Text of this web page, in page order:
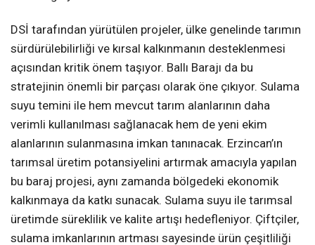
DSİ tarafından yürütülen projeler, ülke genelinde tarımın
sürdürülebilirliği ve kırsal kalkınmanın desteklenmesi
açısından kritik önem taşıyor. Ballı Barajı da bu
stratejinin önemli bir parçası olarak öne çıkıyor. Sulama
suyu temini ile hem mevcut tarım alanlarının daha
verimli kullanılması sağlanacak hem de yeni ekim
alanlarının sulanmasına imkan tanınacak. Erzincan’ın
tarımsal üretim potansiyelini artırmak amacıyla yapılan
bu baraj projesi, aynı zamanda bölgedeki ekonomik
kalkınmaya da katkı sunacak. Sulama suyu ile tarımsal
üretimde süreklilik ve kalite artışı hedefleniyor. Çiftçiler,
sulama imkanlarının artması sayesinde ürün çeşitliliği